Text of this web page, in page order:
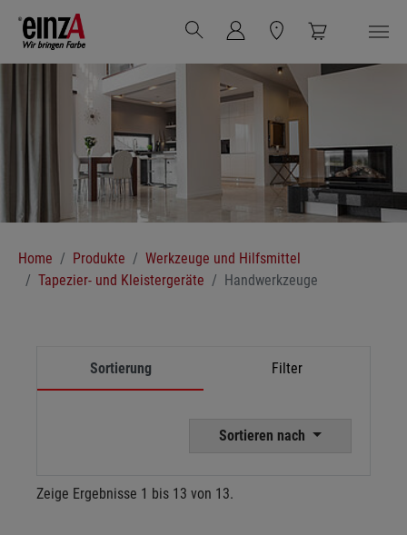
Zum Hauptinhalt springen
Home Produkte
Werkzeuge und Hilfsmittel
Tapezier- und Kleistergeräte
Handwerkzeuge
Sortierung Filter
Sortieren nach
Zeige Ergebnisse 1 bis 13 von 13.